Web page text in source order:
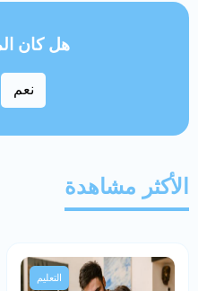
هل كان
نعم
الأكثر مشاهدة
التعليم